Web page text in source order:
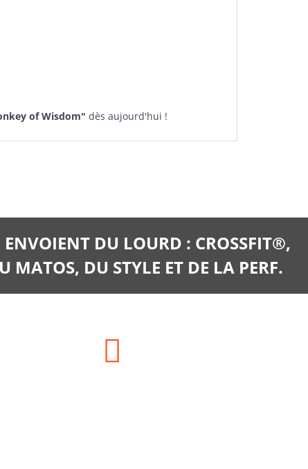
of Wisdom" dès aujourd'hui !
DU LOURD : CROSSFIT®,
MATOS, DU STYLE ET DE LA PERF.